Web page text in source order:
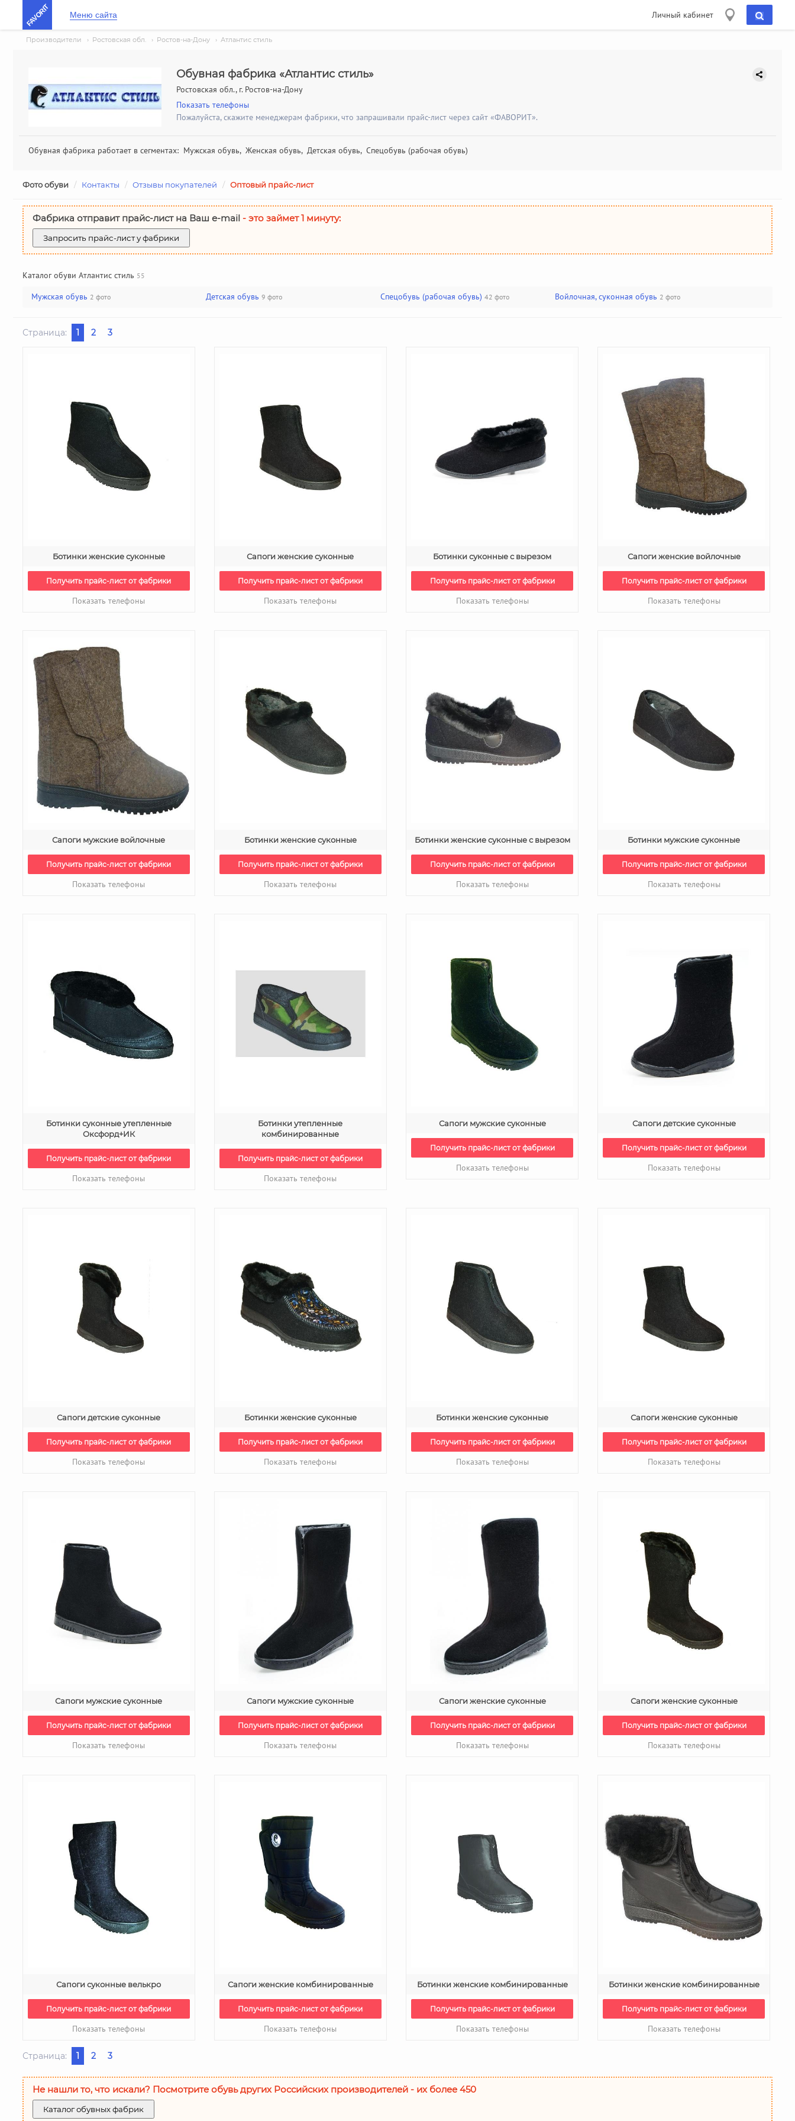
FAVORIT Меню сайта Личный кабинет
Производители › Ростовская обл. › Ростов-на-Дону › Атлантис стиль
Обувная фабрика «Атлантис стиль»
Ростовская обл., г. Ростов-на-Дону
Показать телефоны
Пожалуйста, скажите менеджерам фабрики, что запрашивали прайс-лист через сайт «ФАВОРИТ».
Обувная фабрика работает в сегментах: Мужская обувь, Женская обувь, Детская обувь, Спецобувь (рабочая обувь)
Фото обуви / Контакты / Отзывы покупателей / Оптовый прайс-лист
Фабрика отправит прайс-лист на Ваш е-mail - это займет 1 минуту:
Запросить прайс-лист у фабрики
Каталог обуви Атлантис стиль 55
Мужская обувь 2 фото Детская обувь 9 фото Спецобувь (рабочая обувь) 42 фото Войлочная, суконная обувь 2 фото
Страница: 1 2 3
Ботинки женские суконные
Получить прайс-лист от фабрики
Показать телефоны
Сапоги женские суконные
Получить прайс-лист от фабрики
Показать телефоны
Ботинки суконные с вырезом
Получить прайс-лист от фабрики
Показать телефоны
Сапоги женские войлочные
Получить прайс-лист от фабрики
Показать телефоны
Сапоги мужские войлочные
Получить прайс-лист от фабрики
Показать телефоны
Ботинки женские суконные
Получить прайс-лист от фабрики
Показать телефоны
Ботинки женские суконные с вырезом
Получить прайс-лист от фабрики
Показать телефоны
Ботинки мужские суконные
Получить прайс-лист от фабрики
Показать телефоны
Ботинки суконные утепленные
Оксфорд+ИК
Получить прайс-лист от фабрики
Показать телефоны
Ботинки утепленные
комбинированные
Получить прайс-лист от фабрики
Показать телефоны
Сапоги мужские суконные
Получить прайс-лист от фабрики
Показать телефоны
Сапоги детские суконные
Получить прайс-лист от фабрики
Показать телефоны
Сапоги детские суконные
Получить прайс-лист от фабрики
Показать телефоны
Ботинки женские суконные
Получить прайс-лист от фабрики
Показать телефоны
Ботинки женские суконные
Получить прайс-лист от фабрики
Показать телефоны
Сапоги женские суконные
Получить прайс-лист от фабрики
Показать телефоны
Сапоги мужские суконные
Получить прайс-лист от фабрики
Показать телефоны
Сапоги мужские суконные
Получить прайс-лист от фабрики
Показать телефоны
Сапоги женские суконные
Получить прайс-лист от фабрики
Показать телефоны
Сапоги женские суконные
Получить прайс-лист от фабрики
Показать телефоны
Сапоги суконные велькро
Получить прайс-лист от фабрики
Показать телефоны
Сапоги женские комбинированные
Получить прайс-лист от фабрики
Показать телефоны
Ботинки женские комбинированные
Получить прайс-лист от фабрики
Показать телефоны
Ботинки женские комбинированные
Получить прайс-лист от фабрики
Показать телефоны
Страница: 1 2 3
Не нашли то, что искали? Посмотрите обувь других Российских производителей - их более 450
Каталог обувных фабрик